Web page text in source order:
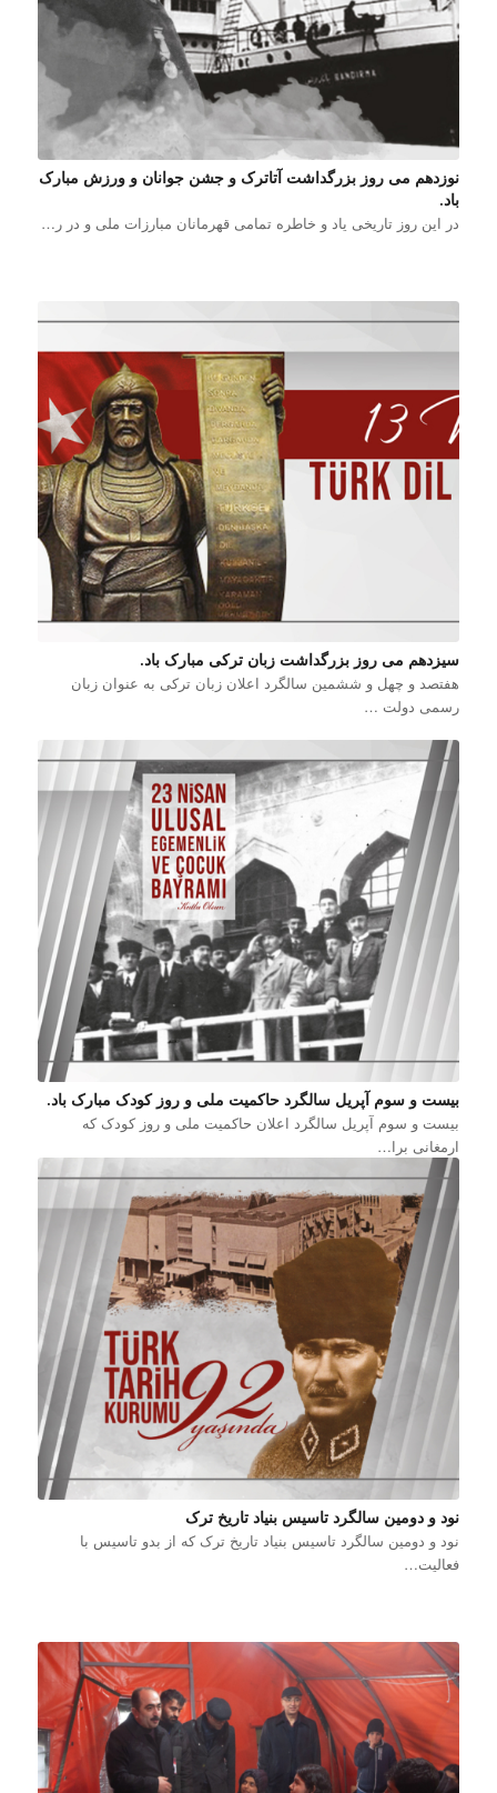
نوزدهم می روز بزرگداشت آتاترک و جشن جوانان و ورزش مبارک
باد.
در این روز تاریخی یاد و خاطره تمامی قهرمانان مبارزات ملی و در ر…
سیزدهم می روز بزرگداشت زبان ترکی مبارک باد.
هفتصد و چهل و ششمین سالگرد اعلان زبان ترکی به عنوان زبان
رسمی دولت …
بیست و سوم آپریل سالگرد حاکمیت ملی و روز کودک مبارک باد.
بیست و سوم آپریل سالگرد اعلان حاکمیت ملی و روز کودک که
ارمغانی برا…
نود و دومین سالگرد تاسیس بنیاد تاریخ ترک
نود و دومین سالگرد تاسیس بنیاد تاریخ ترک که از بدو تاسیس با
فعالیت…